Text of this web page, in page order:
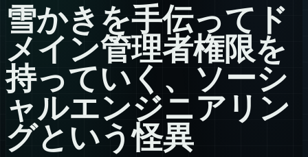
雪かきを手伝ってド
メイン管理者権限を
持っていく、ソーシ
ャルエンジニアリン
グという怪異